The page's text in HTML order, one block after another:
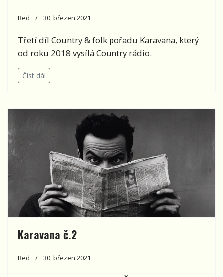
Red 30. březen 2021
Třetí díl Country & folk pořadu Karavana, který
od roku 2018 vysílá Country rádio.
Číst dál
Karavana č.2
Red 30. březen 2021